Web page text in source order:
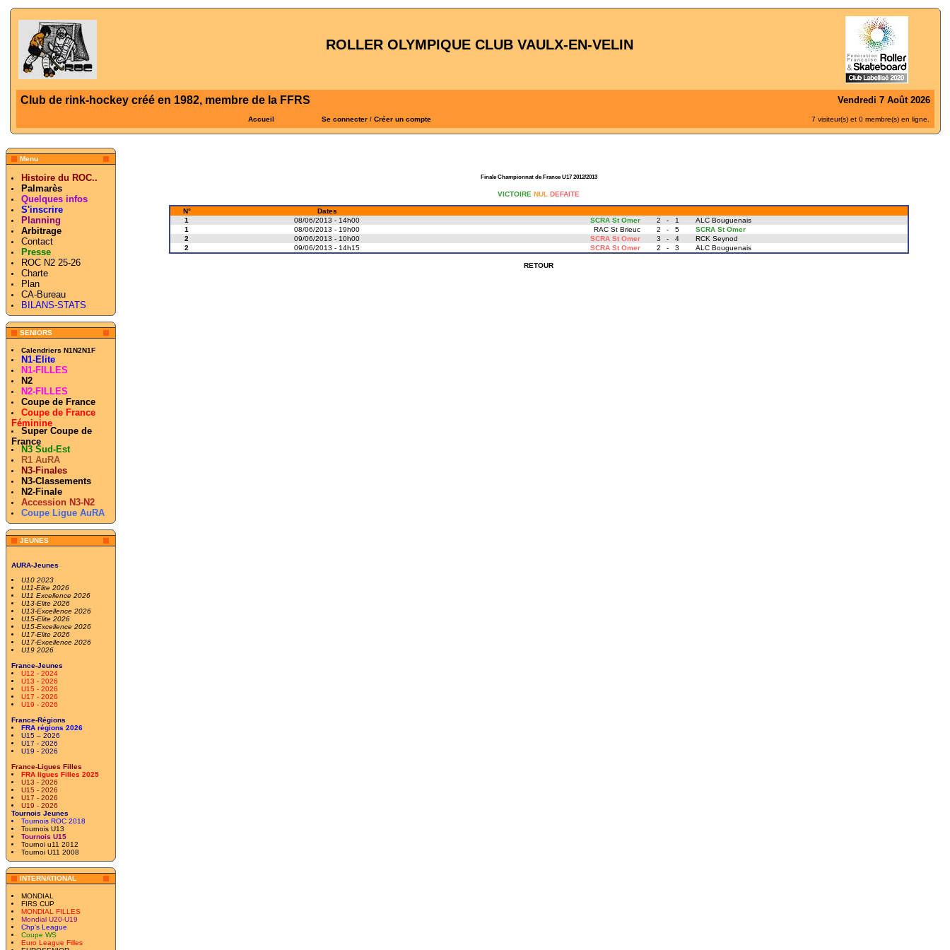
ROLLER OLYMPIQUE CLUB VAULX-EN-VELIN
Club de rink-hockey créé en 1982, membre de la FFRS Vendredi 7 Août 2026
Accueil Se connecter/ Créer un compte 7 visiteur(s) et 0 membre(s) en ligne.
Menu
Histoire du ROC..
Palmarès
Quelques infos
S'inscrire
Planning
Arbitrage
Contact
Presse
ROC N2 25-26
Charte
Plan
CA-Bureau
BILANS-STATS
SENIORS
Calendriers N1N2N1F
N1-Elite
N1-FILLES
N2
N2-FILLES
Coupe de France
Coupe de France
Féminine
Super Coupe de
France
N3 Sud-Est
R1 AuRA
N3-Finales
N3-Classements
N2-Finale
Accession N3-N2
Coupe Ligue AuRA
JEUNES
AURA-Jeunes
U10 2023
U11-Elite 2026
U11 Excellence 2026
U13-Elite 2026
U13-Excellence 2026
U15-Elite 2026
U15-Excellence 2026
U17-Elite 2026
U17-Excellence 2026
U19 2026
France-Jeunes
U12 - 2024
U13 - 2026
U15 - 2026
U17 - 2026
U19 - 2026
France-Régions
FRA régions 2026
U15 – 2026
U17 - 2026
U19 - 2026
France-Ligues Filles
FRA ligues Filles 2025
U13 - 2026
U15 - 2026
U17 - 2026
U19 - 2026
Tournois Jeunes
Tournois ROC 2018
Tournois U13
Tournois U15
Tournoi u11 2012
Tournoi U11 2008
INTERNATIONAL
MONDIAL
FIRS CUP
MONDIAL FILLES
Mondial U20-U19
Chp's League
Coupe WS
Euro League Filles
Finale Championnat de France U17 2012/2013
VICTOIRE NUL DEFAITE
N°
Dates
1
08/06/2013 - 14h00 SCRA St Omer 2 - 1
ALC Bouguenais
1
08/06/2013 - 19h00 RAC St Brieuc 2 - 5
SCRA St Omer
2
09/06/2013 - 10h00 SCRA St Omer 3 - 4
RCK Seynod
2
09/06/2013 - 14h15 SCRA St Omer 2 - 3 ALC Bouguenais
RETOUR